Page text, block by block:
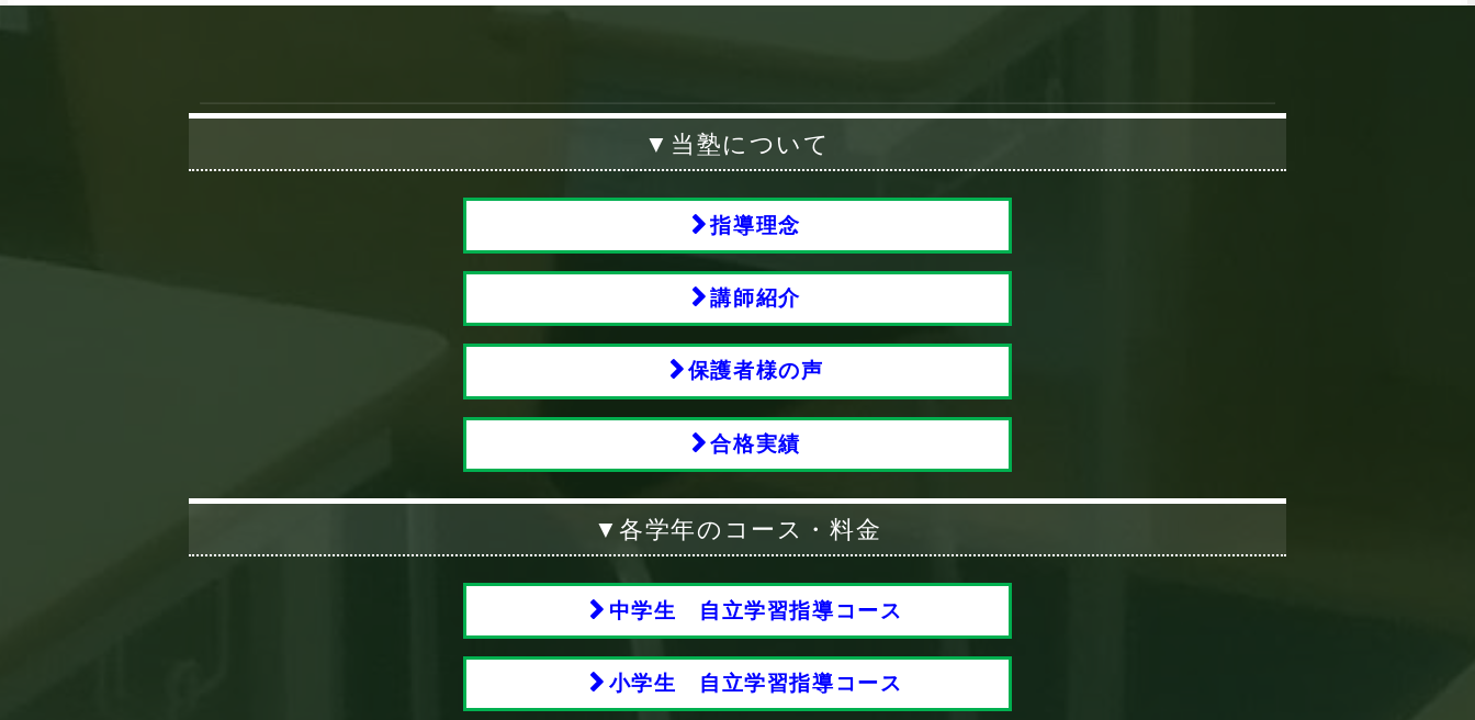
▼当塾について
指導理念
講師紹介
保護者様の声
合格実績
▼各学年のコース・料金
中学生 自立学習指導コース
小学生 自立学習指導コース